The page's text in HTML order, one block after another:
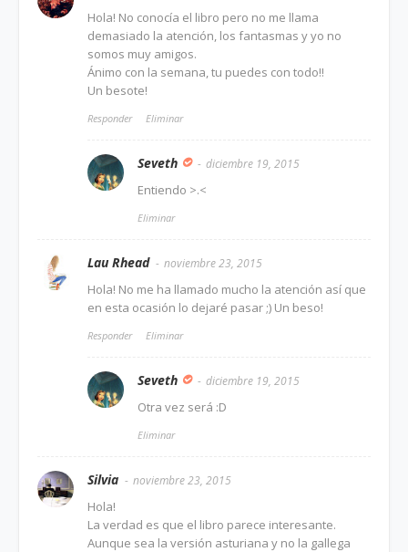
Hola! No conocía el libro pero no me llama
demasiado la atención, los fantasmas y yo no
somos muy amigos.
Ánimo con la semana, tu puedes con todo!!
Un besote!
Responder Eliminar
Seveth diciembre 19, 2015
Entiendo >.<
Eliminar
Lau Rhead noviembre 23, 2015
Hola! No me ha llamado mucho la atención así que
en esta ocasión lo dejaré pasar ;) Un beso!
Responder Eliminar
Seveth diciembre 19, 2015
Otra vez será :D
Eliminar
Silvia noviembre 23, 2015
Hola!
La verdad es que el libro parece interesante.
Aunque sea la versión asturiana y no la gallega